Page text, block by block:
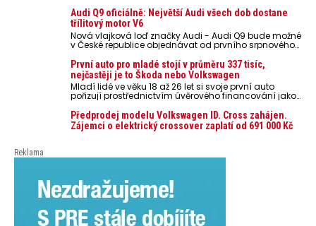
nebezpečí pro odložené mobilní telefony, powerbanky
nebo notebooky. Můžou urychlit stárnutí baterií,
poškodit elektroniku a ve výjimečných případech i
zvýšit riziko požáru.
Audi Q9 oficiálně: Největší Audi všech dob dostane
třílitový motor V6
Nová vlajková loď značky Audi - Audi Q9 bude možné
v České republice objednávat od prvního srpnového
První auto pro mladé stojí v průměru 337 tisíc,
nejčastěji je to Škoda nebo Volkswagen
Mladí lidé ve věku 18 až 26 let si svoje první auto
pořizují prostřednictvím úvěrového financování jako
auto. Průměrná pořizovací cena vozu dosahuje 337
tisíc korun a průměrná financovaná částka
přesahuje 251 tisíc korun. Vyplývá to z dat Leasingu
Předprodej modelu Volkswagen ID. Cross zahájen.
Zájemci o elektrický crossover zaplatí od 691 000 Kč
Reklama